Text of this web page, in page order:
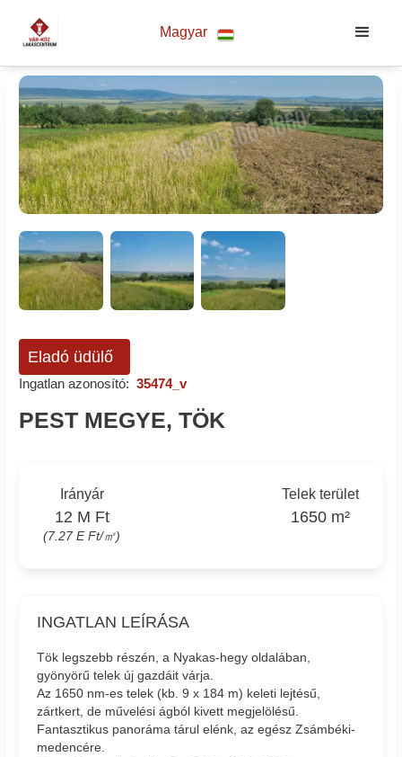
Magyar
Eladó üdülő
Ingatlan azonosító: 35474_v
PEST MEGYE, TÖK
Irányár
12 M Ft
(7.27 E Ft/㎡)
Telek terület
1650 m²
INGATLAN LEÍRÁSA
Tök legszebb részén, a Nyakas-hegy oldalában,
gyönyörű telek új gazdáit várja.
Az 1650 nm-es telek (kb. 9 x 184 m) keleti lejtésű,
zártkert, de művelési ágból kivett megjelölésű.
Fantasztikus panoráma tárul elénk, az egész Zsámbéki-
medencére.